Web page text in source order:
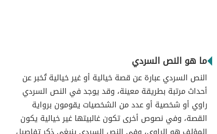
ما هو النص السردي
النص السردي عبارة عن قصة خيالية أو غير خيالية تُخبر عن
أحداث مرتبة بطريقة معينة، وقد يوجد في النص السردي
راوي أو شخصية أو عدد من الشخصيات يقومون برواية
القصة، وفي نصوص أخرى تكون غالبيتها غير خيالية يكون